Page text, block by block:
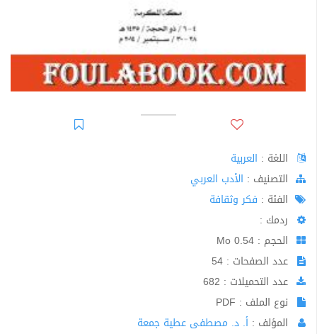
اللغة : العربية
اﻟﺘﺼﻨﻴﻒ : الأدب العربي
الفئة : فكر وثقافة
ردمك :
الحجم : 0.54 Mo
عدد الصفحات : 54
عدد التحميلات : 682
نوع الملف : PDF
المؤلف : أ. د. مصطفى عطية جمعة